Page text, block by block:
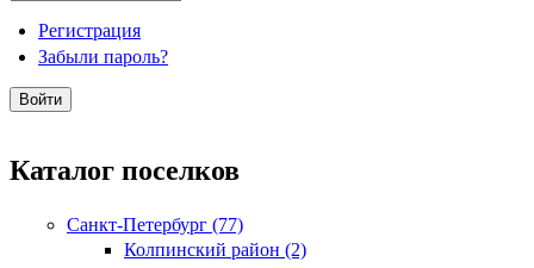
Регистрация
Забыли пароль?
Каталог поселков
Санкт-Петербург (77)
Колпинский район (2)